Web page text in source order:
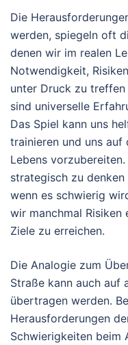
Die
werden, spiegeln oft
denen wir im realen
Notwendigkeit,
unter Druck zu treffen
sind universelle
Das Spiel kann uns
trainieren und uns auf
Lebens
strategisch zu
wenn es schwierig
wir manchmal Risiken
Ziele zu erreichen.
Die Analogie zum
Straße kann auch auf
übertragen werden.
Herausforderungen
Schwierigkeiten beim